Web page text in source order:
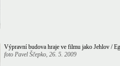
Výpravní budova hraje ve filmu jako Jehlov /
foto Pavel Ščepko, 26. 5. 2009